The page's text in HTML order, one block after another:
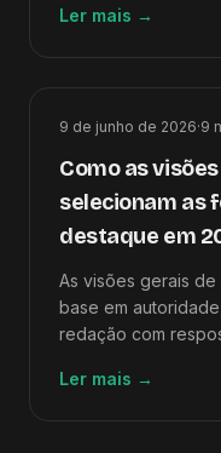
Ler mais →
9 de junho de 2026·9
Como as
selecionam as
destaque em
As visões gerais
base em
redação com
aparecer nos
Ler mais →